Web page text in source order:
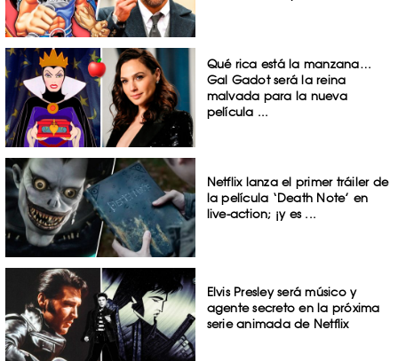
Qué rica está la manzana…
Gal Gadot será la reina
malvada para la nueva
película ...
Netflix lanza el primer tráiler de
la película ‘Death Note’ en
live-action; ¡y es ...
Elvis Presley será músico y
agente secreto en la próxima
serie animada de Netflix